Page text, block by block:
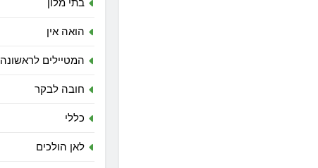
בתי מלון
הואה אין
המטיילים לראשונה
חובה לבקר
כללי
לאן הולכים